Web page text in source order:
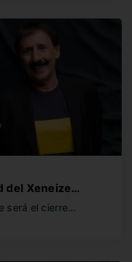
del Xeneize…
será el cierre…